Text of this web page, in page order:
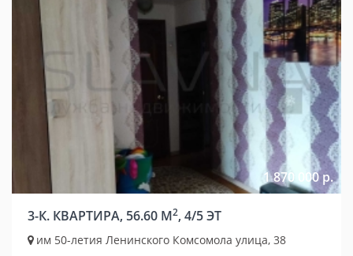
1 870 000 р.
3-К. КВАРТИРА, 56.60 М2, 4/5 ЭТ
им 50-летия Ленинского Комсомола улица, 38